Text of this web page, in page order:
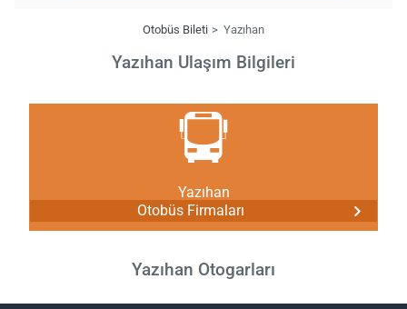
Otobüs Bileti Yazıhan
Yazıhan Ulaşım Bilgileri
Yazıhan
Otobüs Firmaları
Yazıhan Otogarları